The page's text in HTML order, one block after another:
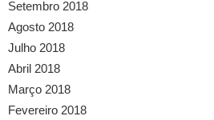
Setembro 2018
Agosto 2018
Julho 2018
Abril 2018
Março 2018
Fevereiro 2018